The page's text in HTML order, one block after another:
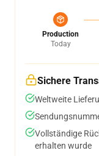
Production
Today
Sichere
Weltweite
Vollständige
erhalten wurde